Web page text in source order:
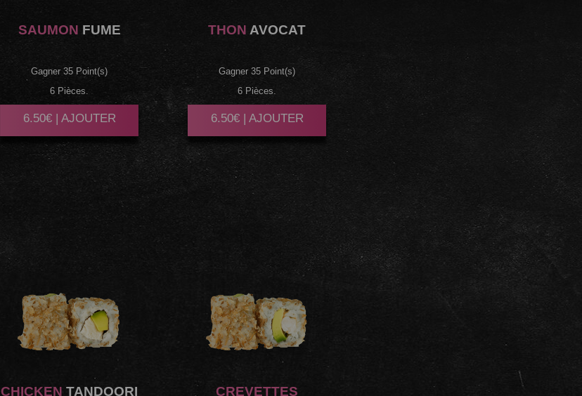
SAUMON FUME
Gagner 35 Point(s)
6 Pièces.
6.50€ | AJOUTER
THON AVOCAT
Gagner 35 Point(s)
6 Pièces.
6.50€ | AJOUTER
CHICKEN TANDOORI
CREVETTES